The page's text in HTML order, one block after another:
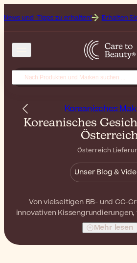
zu erhalten! Erhalten Sie 25 % Rabatt
Koreanisches
Koreanisches
Österreich
Unser Blog &
Von vielseitigen BB- und CC-
innovativen
bis hin zu Fixiersprays -
helfen Ihnen, Ihren Teint mit
komfortablen Finish zu
Mehr lesen